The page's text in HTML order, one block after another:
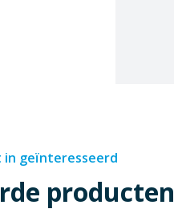
in geïnteresseerd
producten